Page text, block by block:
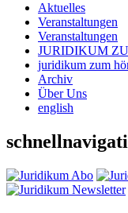
Aktuelles
Veranstaltungen
Veranstaltungen
JURIDIKUM
juridikum zum
Archiv
Über Uns
english